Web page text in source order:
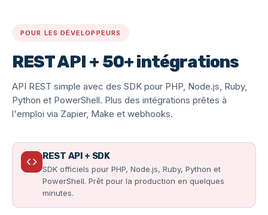
POUR LES DÉVELOPPEURS
REST API + 50+ intégrations
API REST simple avec des SDK pour PHP, Node.js, Ruby,
Python et PowerShell. Plus des intégrations prêtes à
l'emploi via Zapier, Make et webhooks.
REST API + SDK
SDK officiels pour PHP, Node.js, Ruby, Python et
PowerShell. Prêt pour la production en quelques
minutes.